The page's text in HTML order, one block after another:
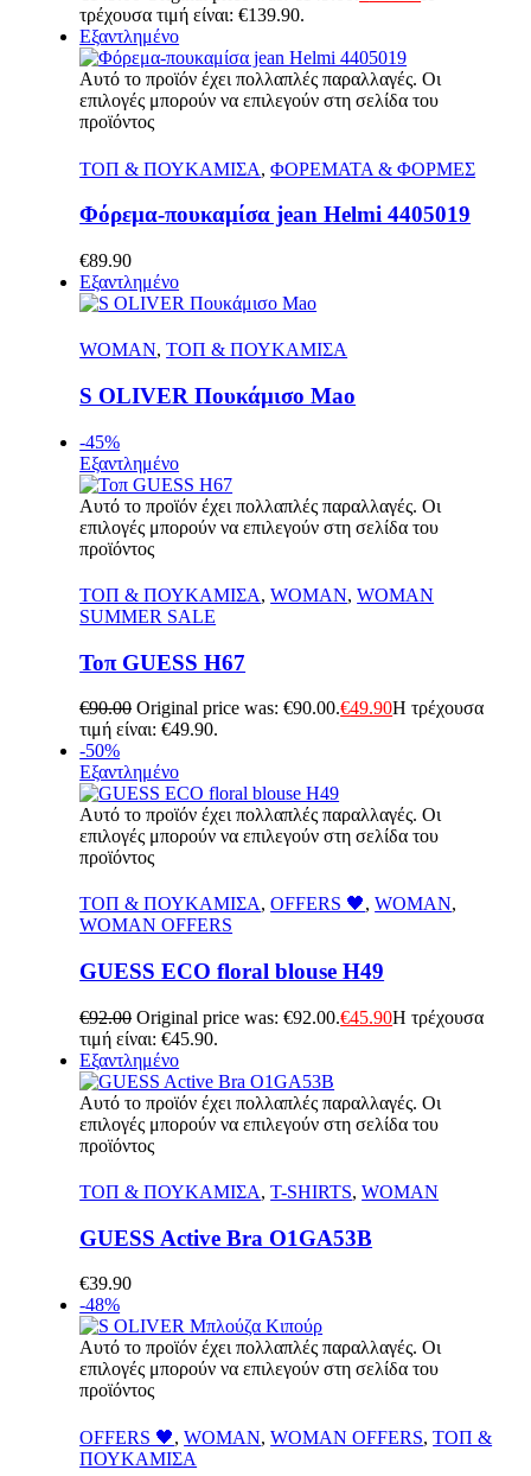
τρέχουσα τιμή είναι: €139.90.
Εξαντλημένο
Αυτό το προϊόν έχει πολλαπλές παραλλαγές. Οι
επιλογές μπορούν να επιλεγούν στη σελίδα του
προϊόντος
ΤΟΠ & ΠΟΥΚΑΜΙΣΑ,ΦΟΡΕΜΑΤΑ & ΦΟΡΜΕΣ
Φόρεμα-πουκαμίσα jean Helmi 4405019
€89.90
Εξαντλημένο
WOMAN,ΤΟΠ & ΠΟΥΚΑΜΙΣΑ
S OLIVER Πουκάμισο Mao
-45%
Εξαντλημένο
Αυτό το προϊόν έχει πολλαπλές παραλλαγές. Οι
επιλογές μπορούν να επιλεγούν στη σελίδα του
προϊόντος
ΤΟΠ & ΠΟΥΚΑΜΙΣΑ,WOMAN,WOMAN
SUMMER SALE
Τοπ GUESS H67
€90.00 Original price was: €90.00.€49.90Η τρέχουσα
τιμή είναι: €49.90.
-50%
Εξαντλημένο
Αυτό το προϊόν έχει πολλαπλές παραλλαγές. Οι
επιλογές μπορούν να επιλεγούν στη σελίδα του
προϊόντος
ΤΟΠ & ΠΟΥΚΑΜΙΣΑ,OFFERS 🖤,WOMAN,
WOMAN OFFERS
GUESS ECO floral blouse H49
€92.00 Original price was: €92.00.€45.90Η τρέχουσα
τιμή είναι: €45.90.
Εξαντλημένο
Αυτό το προϊόν έχει πολλαπλές παραλλαγές. Οι
επιλογές μπορούν να επιλεγούν στη σελίδα του
προϊόντος
ΤΟΠ & ΠΟΥΚΑΜΙΣΑ,T-SHIRTS,WOMAN
GUESS Active Bra O1GA53B
€39.90
-48%
Αυτό το προϊόν έχει πολλαπλές παραλλαγές. Οι
επιλογές μπορούν να επιλεγούν στη σελίδα του
προϊόντος
OFFERS 🖤,WOMAN,WOMAN OFFERS,ΤΟΠ &
ΠΟΥΚΑΜΙΣΑ